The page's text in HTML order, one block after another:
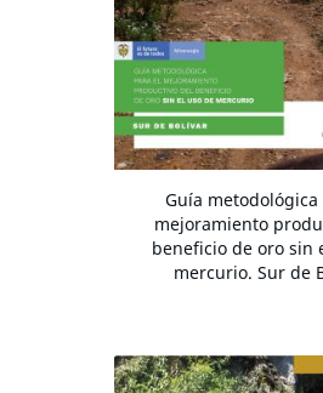
Guía metodológica
mejoramiento
beneficio de oro sin
mercurio. Sur de